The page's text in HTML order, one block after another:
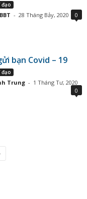
đạo
- 28 Tháng Bảy, 2020 0
bạn Covid – 19
đạo
Trung - 1 Tháng Tư, 2020
0